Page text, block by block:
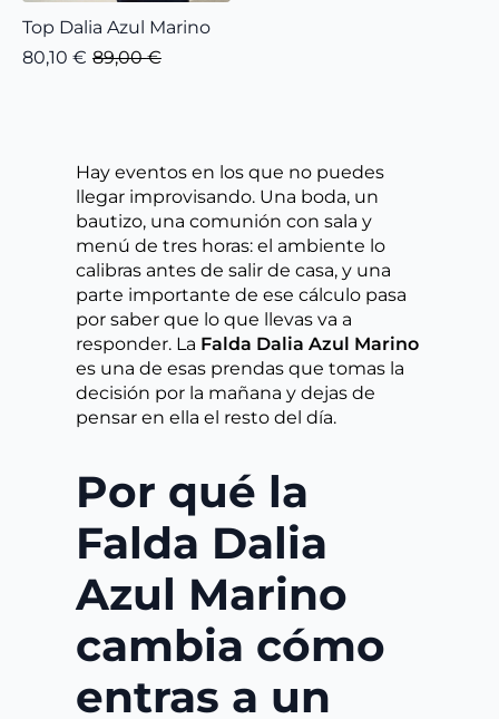
Top Dalia Azul Marino
89,00€
El
80,10 €
El
Hay eventos en los que no puedes
llegar improvisando. Una boda, un
bautizo, una comunión con sala y
menú de tres horas: el ambiente lo
calibras antes de salir de casa, y una
parte importante de ese cálculo pasa
por saber que lo que llevas va a
responder. La Falda Dalia Azul Marino
es una de esas prendas que tomas la
decisión por la mañana y dejas de
pensar en ella el resto del día.
Por qué la
Falda Dalia
Azul Marino
cambia cómo
entras a un